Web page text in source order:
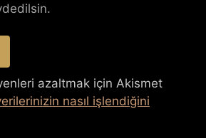
azaltmak için Akismet
nasıl işlendiğini